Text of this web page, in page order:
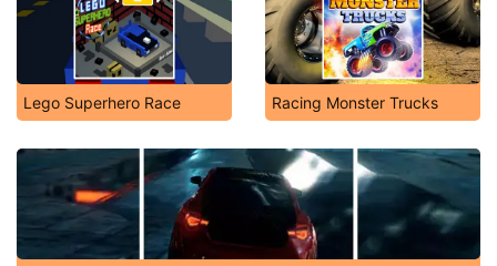
Lego Superhero Race Racing Monster Trucks